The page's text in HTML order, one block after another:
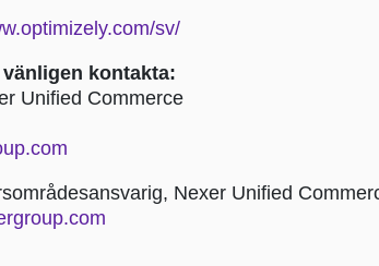
sv/
kontakta:
Unified Commerce
Nexer Unified